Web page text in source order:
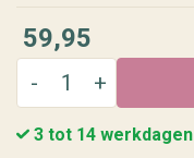
59,95
3 tot 14 werkdagen